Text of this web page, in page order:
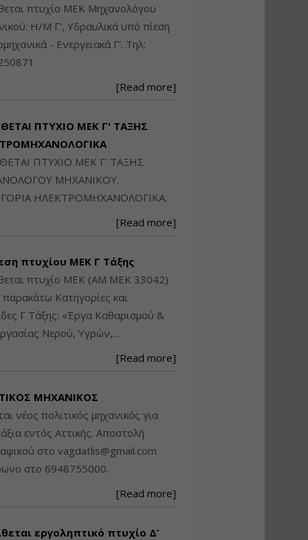
πτυχίο ΜΕΚ Μηχανολόγου
Η/Μ Γ', Υδραυλικά υπό πίεση
- Ενεργειακά Γ'. Τηλ:
[Read more]
ΠΤΥΧΙΟ ΜΕΚ Γ' ΤΑΞΗΣ
ΠΤΥΧΙΟ ΜΕΚ Γ' ΤΑΞΗΣ
ΜΗΧΑΝΙΚΟΥ.
ΗΛΕΚΤΡΟΜΗΧΑΝΟΛΟΓΙΚΑ.
[Read more]
πτυχίου ΜΕΚ Γ Τάξης
πτυχίο ΜΕΚ (ΑΜ ΜΕΚ 33042)
παρακάτω Κατηγορίες και
Γ Τάξης: «Έργα Καθαρισμού &
Νερού, Υγρών,…
[Read more]
ΜΗΧΑΝΙΚΟΣ
νέος πολιτικός μηχανικός για
εντός Αττικής. Αποστολή
στο vagdatlis@gmail.com
στο 6948755000.
[Read more]
εργοληπτικό πτυχίο Δ’
Αυτοτελούς
Εισηγήτρια:Αναστασία Μητρακάκη
Διάρκεια: 6 ώρες
Ορίων Πόλεων και
Σχεδίου Δόμησης
Τιμή από: €145.00
Διάρκεια: 8 ώρες
Βασικά στοιχεία
ανάλυση Συστημάτων
Εισηγητής:
Τιμή από: €190.00
Διάρκεια: 12 ώρες
Ειδικών Πολεοδομικών